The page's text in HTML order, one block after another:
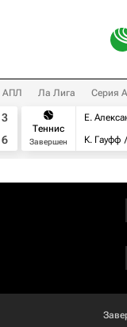
АПЛ Ла Лига Серия А
3
6
Теннис
Завершен
Е.
К. Гауфф